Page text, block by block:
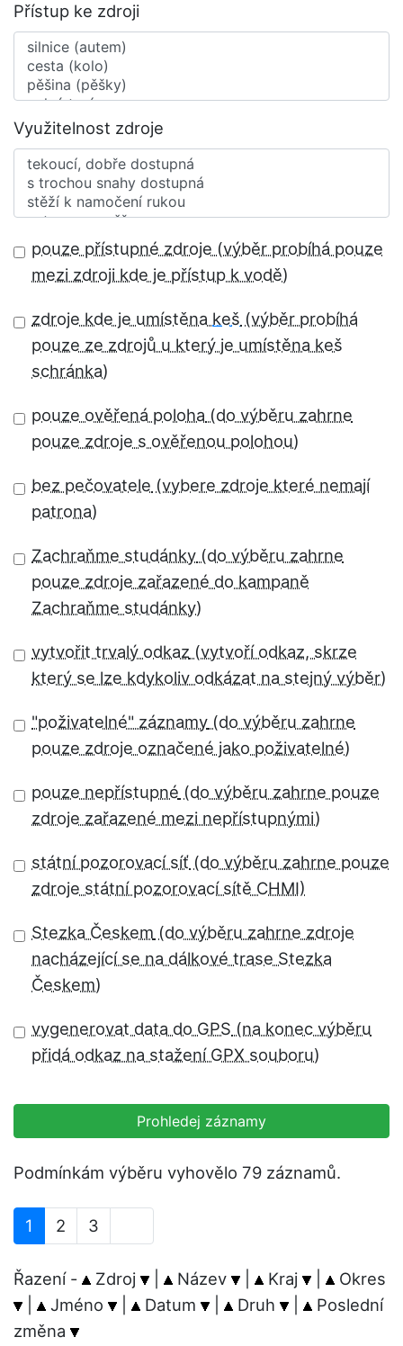
Přístup ke zdroji
Využitelnost zdroje
pouze přístupné zdroje
zdroje kde je umístěna keš
pouze ověřená poloha
bez pečovatele
Zachraňme studánky
vytvořit trvalý odkaz
"poživatelné" záznamy
pouze nepřístupné
státní pozorovací síť
Stezka Českem
vygenerovat data do GPS
Prohledej záznamy
Podmínkám výběru vyhovělo 79 záznamů.
1 2 3
Řazení - Zdroj Název Kraj
Okres
Jméno Datum Druh
Poslední
změna